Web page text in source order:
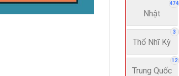
474
Nhật
3
Thổ Nhĩ Kỳ
12
Trung Quốc